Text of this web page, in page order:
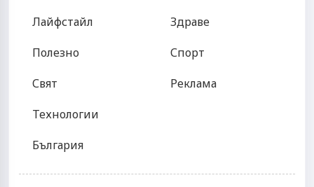
Лайфстайл
Полезно
Свят
Технологии
България
Здраве
Спорт
Реклама